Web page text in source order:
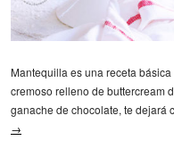
Mantequilla es una receta
cremoso relleno de buttercream
ganache de chocolate, te dejará
→